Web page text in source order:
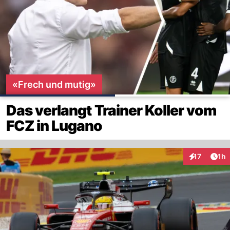
«Frech und mutig»
Das verlangt Trainer Koller vom
FCZ in Lugano
17 1h